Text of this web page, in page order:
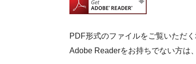
PDF形式のファイルをご覧いただ
Adobe Readerをお持ちでない方は